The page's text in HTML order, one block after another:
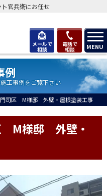
メールで
相談
電話で
相談 MENU
官兵衛にお任せ
例
工事例をご覧下さい
門司区 M様邸 外壁・屋根塗装工事
M様邸 外壁・